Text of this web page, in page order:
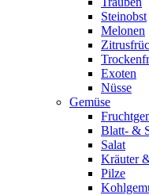
Steinobst
Melonen
Exoten
Nüsse
Gemüse
Blatt- &
Salat
Kräuter
Pilze